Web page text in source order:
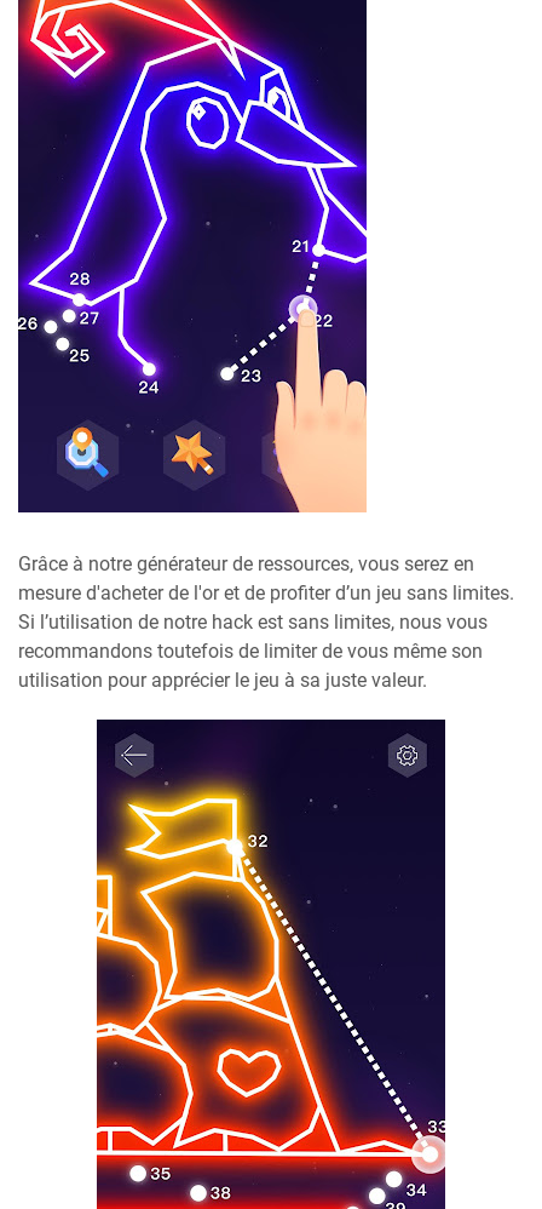
Grâce à notre générateur de ressources, vous serez en
mesure d'acheter de l'or et de profiter d’un jeu sans limites.
Si l’utilisation de notre hack est sans limites, nous vous
recommandons toutefois de limiter de vous même son
utilisation pour apprécier le jeu à sa juste valeur.